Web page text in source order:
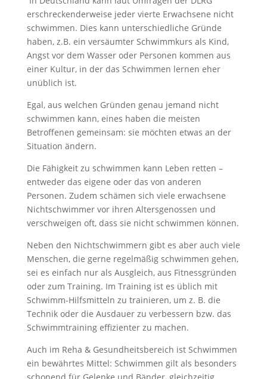
erschreckenderweise jeder vierte Erwachsene nicht
schwimmen. Dies kann unterschiedliche Gründe
haben, z.B. ein versäumter Schwimmkurs als Kind,
Angst vor dem Wasser oder Personen kommen aus
einer Kultur, in der das Schwimmen lernen eher
unüblich ist.
Egal, aus welchen Gründen genau jemand nicht
schwimmen kann, eines haben die meisten
Betroffenen gemeinsam: sie möchten etwas an der
Situation ändern.
Die Fähigkeit zu schwimmen kann Leben retten –
entweder das eigene oder das von anderen
Personen. Zudem schämen sich viele erwachsene
Nichtschwimmer vor ihren Altersgenossen und
verschweigen oft, dass sie nicht schwimmen können.
Neben den Nichtschwimmern gibt es aber auch viele
Menschen, die gerne regelmäßig schwimmen gehen,
sei es einfach nur als Ausgleich, aus Fitnessgründen
oder zum Training. Im Training ist es üblich mit
Schwimm-Hilfsmitteln zu trainieren, um z. B. die
Technik oder die Ausdauer zu verbessern bzw. das
Schwimmtraining effizienter zu machen.
Auch im Reha & Gesundheitsbereich ist Schwimmen
ein bewährtes Mittel: Schwimmen gilt als besonders